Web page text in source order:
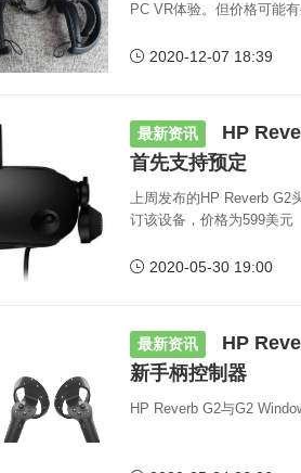
PC VR体验。但价格可能有
2020-12-07 18:39
最新资讯
HP
首先支持预定
上周发布的HP Reverb G2
订该设备，价格为599美元
2020-05-30 19:00
最新资讯
HP
新手柄控制器
HP Reverb G2与G2